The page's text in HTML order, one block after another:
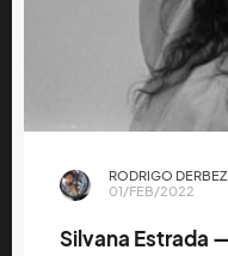
RODRIGO DERBEZ
01/FEB/2022
Silvana Estrada